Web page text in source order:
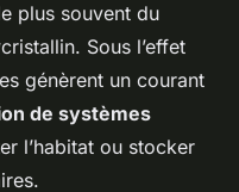
plus souvent du
Sous l’effet
génèrent un courant
de systèmes
l’habitat ou stocker